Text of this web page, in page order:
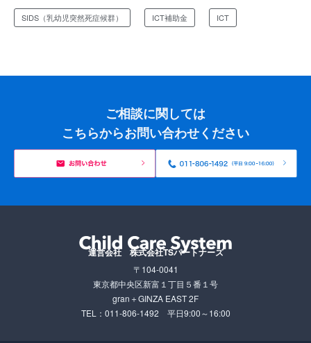
SIDS（乳幼児突然死症候群） ICT補助金 ICT
ご相談に関しては
こちらからお問い合わせください
運営会社 株式会社TSパートナーズ
〒104-0041
東京都中央区新富１丁目５番１号
gran＋GINZA EAST 2F
TEL：011-806-1492 平日9:00～16:00